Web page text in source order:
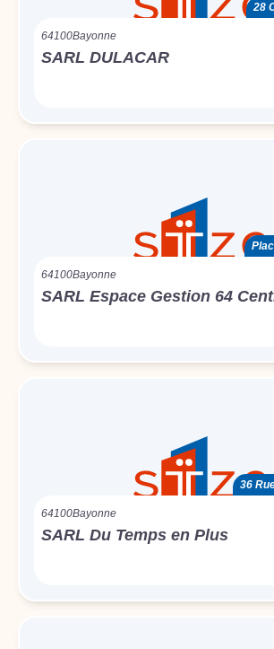
28
64100Bayonne
SARL DULACAR
64100Bayonne
SARL Espace Gestion 64
36
64100Bayonne
SARL Du Temps en Plus